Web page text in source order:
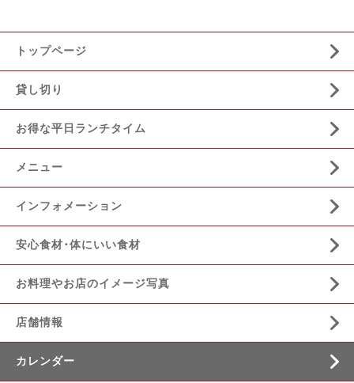
トップページ
貸し切り
お得な平日ランチタイム
メニュー
インフォメーション
安心食材･体にいい食材
お料理やお店のイメージ写真
店舗情報
カレンダー